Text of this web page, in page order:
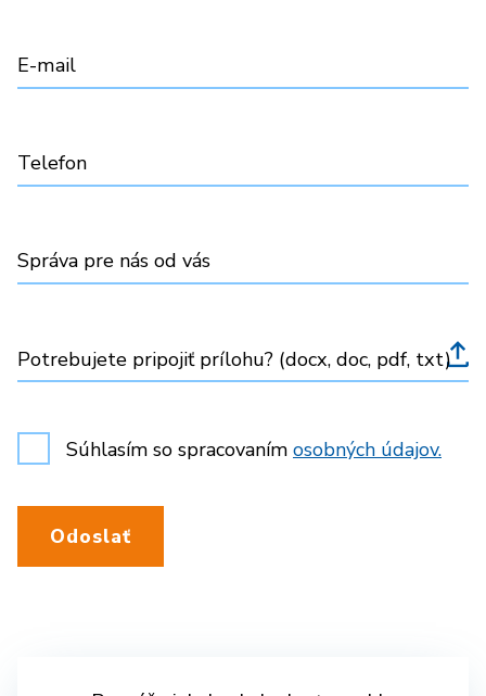
E-mail
Telefon
Správa pre nás od vás
Potrebujete pripojiť prílohu? (docx, doc, pdf, txt)
Súhlasím so spracovaním osobných údajov.
Odoslať